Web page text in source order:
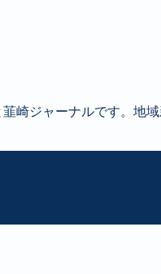
崎ジャーナルです。地